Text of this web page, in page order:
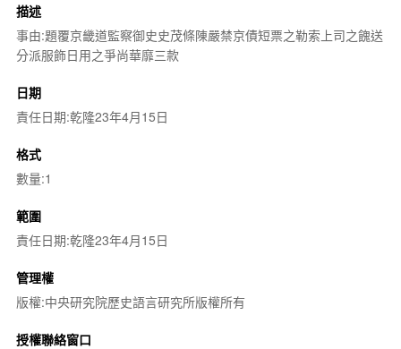
描述
事由:題覆京畿道監察御史史茂條陳嚴禁京債短票之勒索上司之餽送
分派服飾日用之爭尚華靡三款
日期
責任日期:乾隆23年4月15日
格式
數量:1
範圍
責任日期:乾隆23年4月15日
管理權
版權:中央研究院歷史語言研究所版權所有
授權聯絡窗口